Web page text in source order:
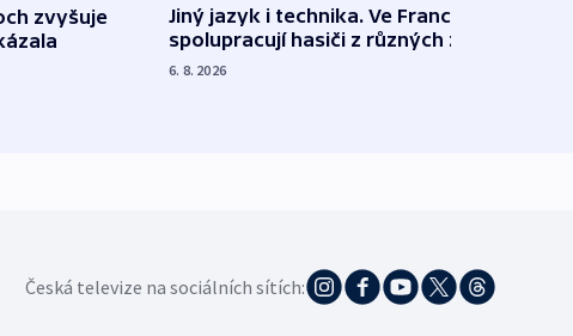
zvyšuje
Jiný jazyk i technika. Ve Francii
spolupracují hasiči z různých zemí
6. 8. 2026
Česká televize na sociálních sítích: